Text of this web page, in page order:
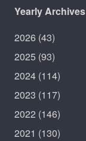
Yearly Archives
2026 (43)
2025 (93)
2024 (114)
2023 (117)
2022 (146)
2021 (130)